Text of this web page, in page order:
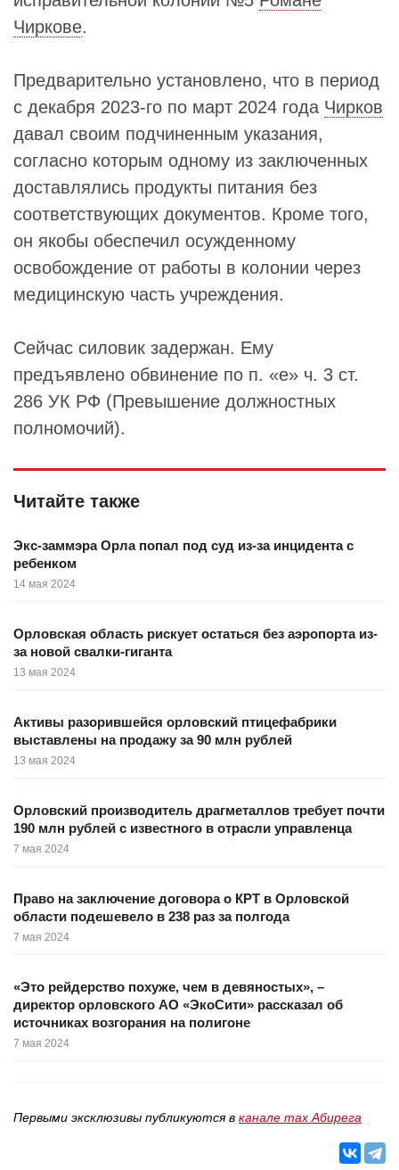
Чиркове.
Предварительно установлено, что в период
с декабря 2023-го по март 2024 года Чирков
давал своим подчиненным указания,
согласно которым одному из заключенных
доставлялись продукты питания без
соответствующих документов. Кроме того,
он якобы обеспечил осужденному
освобождение от работы в колонии через
медицинскую часть учреждения.
Сейчас силовик задержан. Ему
предъявлено обвинение по п. «е» ч. 3 ст.
286 УК РФ (Превышение должностных
полномочий).
Читайте также
Экс-заммэра Орла попал под суд из-за инцидента с
ребенком
14 мая 2024
Орловская область рискует остаться без аэропорта из-
за новой свалки-гиганта
13 мая 2024
Активы разорившейся орловский птицефабрики
выставлены на продажу за 90 млн рублей
13 мая 2024
Орловский производитель драгметаллов требует почти
190 млн рублей с известного в отрасли управленца
7 мая 2024
Право на заключение договора о КРТ в Орловской
области подешевело в 238 раз за полгода
7 мая 2024
«Это рейдерство похуже, чем в девяностых», –
директор орловского АО «ЭкоСити» рассказал об
источниках возгорания на полигоне
7 мая 2024
Первыми эксклюзивы публикуются в канале max Абирега